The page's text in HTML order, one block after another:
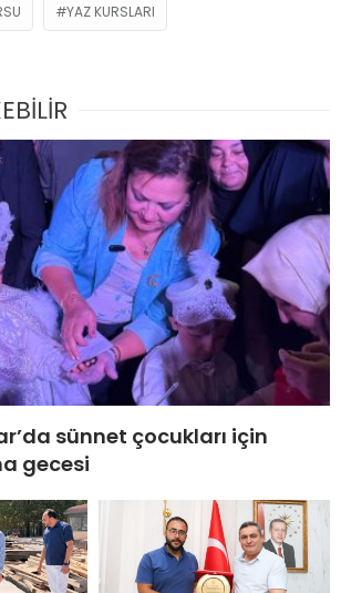
YAZ KURSLARI
sünnet çocukları için
gecesi